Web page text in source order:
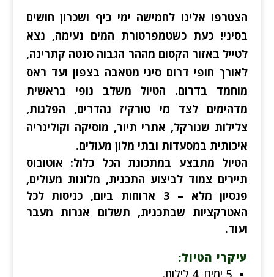
הצטרפו אלינו לחמישה ימי כיף ושכרון חושים
בסיני! כעת כשטמפרטורת המים נעימה, נצא
לטייל באזור הקסום מההר הגבוה סנטה קתרינה,
לאורך חופי דרום סיני מטאבה בצפון ועד ראס
מוחמד בדרום. הטיול משלב נופי בראשית
מדהימים לצד מי טורקיז נהדרים, הפלגות,
צלילות שנורקל, אתרי תיור, מוסיקה וקולינריה
איכותית במסעדות ובתי מלון מעולים.
הטיול מתבצע במתכונת הכל כלול: אוטובוס
תיירים צמוד לביצוע התכנית, מלונות מעולים,
פנסיון מלא – 3 ארוחות ביום, כניסות לכל
האטרקציות שבתכנית, תשלום אגרות מעבר
ועוד.
עיקרי הטיול:
5 ימים, 4 לילות.